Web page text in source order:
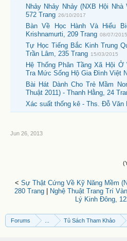
Nhảy Nhảy Nhảy (NXB Hội Nhà
572 Trang 26/10/2017
Bàn Về Học Hành Và Hiểu
Krishnamurti, 209 Trang 08/07/2015
Tự Học Tiếng Bắc Kinh Trung
Trần Lâm, 235 Trang 15/03/2015
Hệ Thống Phân Tầng Xã Hội
Tra Mức Sống Hộ Gia Đình Việt
Bài Hát Dành Cho Trẻ Mầm
Thuật 2011) - Thanh Hằng, 24
Xác suất thống kê - Ths. Đỗ Văn
Jun 26, 2013
< Sự Thật Cứng Về Kỹ Năng Mềm
280 Trang
Nghệ Thuật Trang Trí
Lý Kinh Đông,
Forums Tủ Sách Tham Khảo